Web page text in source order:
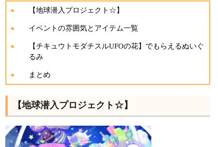
【地球潜入プロジェクト☆】
イベントの雰囲気とアイテム一覧
【チキュウトモダチスルUFOの花】でもらえるぬいぐ
るみ
まとめ
【地球潜入プロジェクト☆】